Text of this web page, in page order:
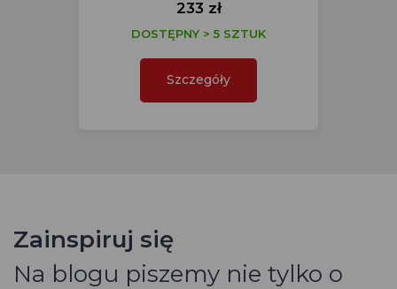
233 zł
DOSTĘPNY > 5 SZTUK
Szczegóły
Zainspiruj się
Na blogu piszemy nie tylko o